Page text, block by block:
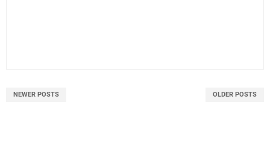
NEWER POSTS OLDER POSTS